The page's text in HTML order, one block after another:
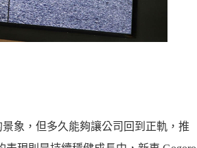
象，但多久能夠讓公司回到正軌，推